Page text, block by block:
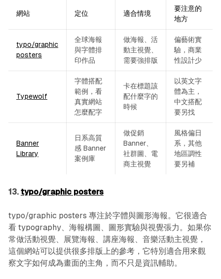
網站 定位 適合情境
要注意的
地方
typo/graphic
posters
全球海報
與字體排
印作品
做海報、活
動主視覺、
需要強排版
偏藝術實
驗，商業
性設計少
Typewolf
字體搭配
範例，看
真實網站
怎麼配字
卡在標題該
配什麼字的
時候
以英文字
體為主，
中文搭配
要另找
Banner
Library
日系高質
感 Banner
案例庫
做促銷
Banner、
社群圖、電
商主視覺
風格偏日
系，其他
地區調性
要另補
13. typo/graphic posters
typo/graphic posters 專注於字體與圖形海報。它很適合
看 typography、海報構圖、圖形實驗與視覺張力。如果你
常做活動視覺、展覽海報、講座海報、音樂活動主視覺，
這個網站可以提供很多排版上的參考，它特別適合用來觀
察文字如何成為畫面的主角，而不只是資訊輔助。